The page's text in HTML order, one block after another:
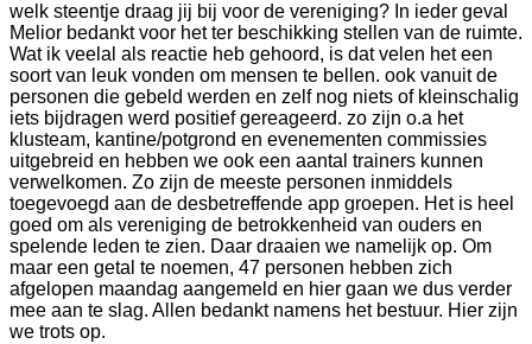
welk steentje draag jij bij voor de vereniging? In ieder geval
Melior bedankt voor het ter beschikking stellen van de ruimte.
Wat ik veelal als reactie heb gehoord, is dat velen het een
soort van leuk vonden om mensen te bellen. ook vanuit de
personen die gebeld werden en zelf nog niets of kleinschalig
iets bijdragen werd positief gereageerd. zo zijn o.a het
klusteam, kantine/potgrond en evenementen commissies
uitgebreid en hebben we ook een aantal trainers kunnen
verwelkomen. Zo zijn de meeste personen inmiddels
toegevoegd aan de desbetreffende app groepen. Het is heel
goed om als vereniging de betrokkenheid van ouders en
spelende leden te zien. Daar draaien we namelijk op. Om
maar een getal te noemen, 47 personen hebben zich
afgelopen maandag aangemeld en hier gaan we dus verder
mee aan te slag. Allen bedankt namens het bestuur. Hier zijn
we trots op.